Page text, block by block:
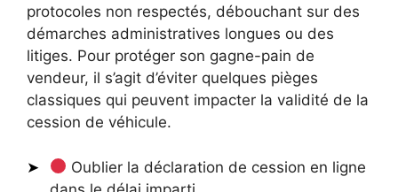
protocoles non respectés, débouchant sur des
démarches administratives longues ou des
litiges. Pour protéger son gagne-pain de
vendeur, il s’agit d’éviter quelques pièges
classiques qui peuvent impacter la validité de la
cession de véhicule.
Oublier la déclaration de cession en ligne